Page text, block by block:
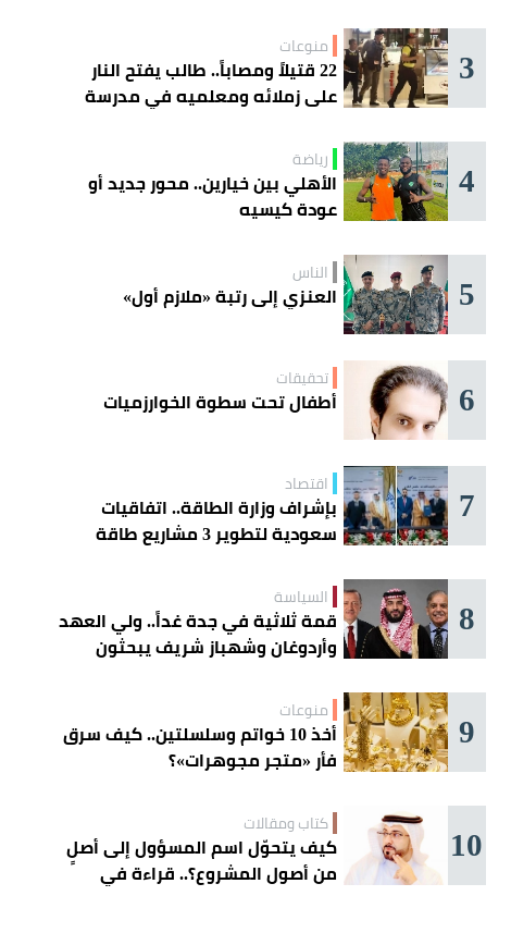
3 منوعات
22 قتيلاً ومصاباً.. طالب يفتح النار
على زملائه ومعلميه في مدرسة
4 رياضة
الأهلي بين خيارين.. محور جديد أو
عودة كيسيه
5 الناس
العنزي إلى رتبة «ملازم أول»
6 تحقيقات
أطفال تحت سطوة الخوارزميات
7 اقتصاد
بإشراف وزارة الطاقة.. اتفاقيات
سعودية لتطوير 3 مشاريع طاقة
8 السياسة
قمة ثلاثية في جدة غداً.. ولي العهد
وأردوغان وشهباز شريف يبحثون
9 منوعات
أخذ 10 خواتم وسلسلتين.. كيف سرق
فأر «متجر مجوهرات»؟
10 كتاب ومقالات
كيف يتحوّل اسم المسؤول إلى أصلٍ
من أصول المشروع؟.. قراءة في